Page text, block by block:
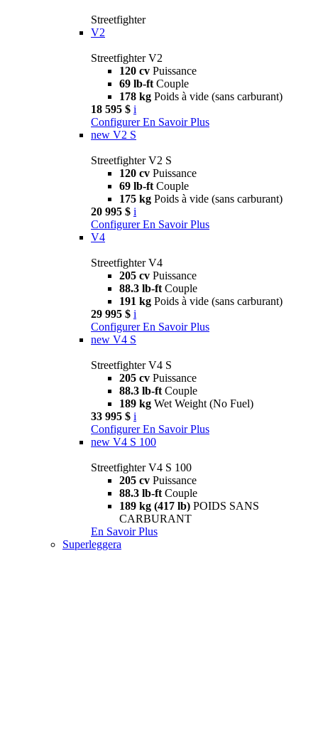
Streetfighter
V2
Streetfighter V2
120 cv Puissance
69 lb-ft Couple
178 kg Poids à vide (sans carburant)
18 595 $ i
Configurer En Savoir Plus
new V2 S
Streetfighter V2 S
120 cv Puissance
69 lb-ft Couple
175 kg Poids à vide (sans carburant)
20 995 $ i
Configurer En Savoir Plus
V4
Streetfighter V4
205 cv Puissance
88.3 lb-ft Couple
191 kg Poids à vide (sans carburant)
29 995 $ i
Configurer En Savoir Plus
new V4 S
Streetfighter V4 S
205 cv Puissance
88.3 lb-ft Couple
189 kg Wet Weight (No Fuel)
33 995 $ i
Configurer En Savoir Plus
new V4 S 100
Streetfighter V4 S 100
205 cv Puissance
88.3 lb-ft Couple
189 kg (417 lb) POIDS SANS
CARBURANT
En Savoir Plus
Superleggera